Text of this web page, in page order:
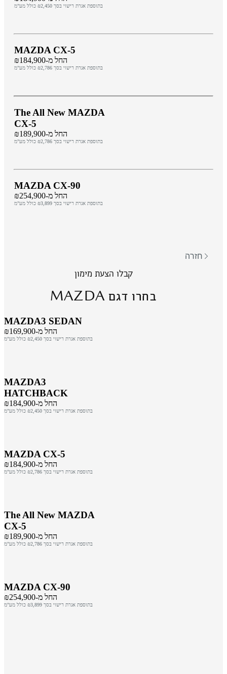
בתוספת אגרת רישוי בסך ₪2,450 כולל מע"מ
MAZDA CX-5
החל מ-₪184,900
בתוספת אגרת רישוי בסך ₪2,786 כולל מע"מ
The All New MAZDA
CX-5
החל מ-₪189,900
בתוספת אגרת רישוי בסך ₪2,786 כולל מע"מ
MAZDA CX-90
החל מ-₪254,900
בתוספת אגרת רישוי בסך ₪3,899 כולל מע"מ
חזרה
קבלו הצעת מימון
בחרו דגםMAZDA
MAZDA3 SEDAN
החל מ-₪169,900
בתוספת אגרת רישוי בסך ₪2,450 כולל מע"מ
MAZDA3
HATCHBACK
החל מ-₪184,900
בתוספת אגרת רישוי בסך ₪2,450 כולל מע"מ
MAZDA CX-5
החל מ-₪184,900
בתוספת אגרת רישוי בסך ₪2,786 כולל מע"מ
The All New MAZDA
CX-5
החל מ-₪189,900
בתוספת אגרת רישוי בסך ₪2,786 כולל מע"מ
MAZDA CX-90
החל מ-₪254,900
בתוספת אגרת רישוי בסך ₪3,899 כולל מע"מ